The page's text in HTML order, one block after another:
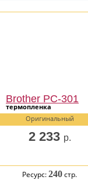
Brother PC-301
термопленка
Оригинальный
2 233 р.
Ресурс:240стр.